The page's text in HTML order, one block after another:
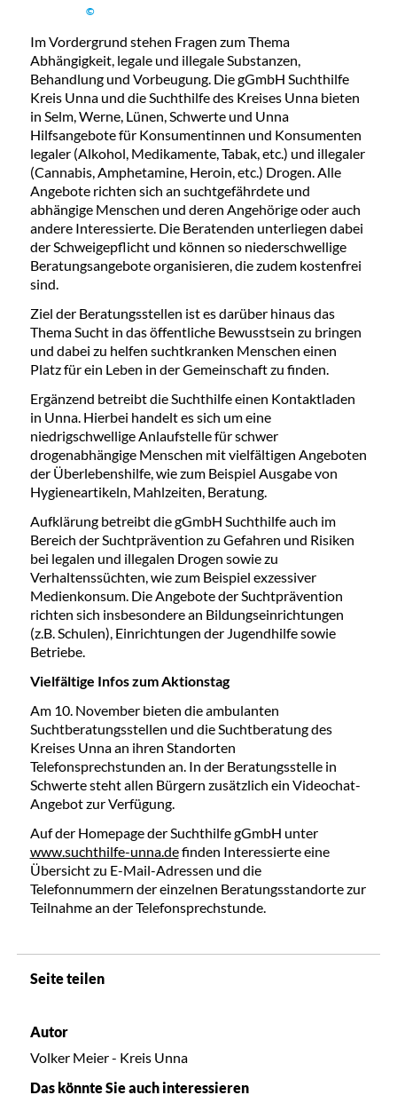
©
Im Vordergrund stehen Fragen zum Thema
Abhängigkeit, legale und illegale Substanzen,
Behandlung und Vorbeugung. Die gGmbH Suchthilfe
Kreis Unna und die Suchthilfe des Kreises Unna bieten
in Selm, Werne, Lünen, Schwerte und Unna
Hilfsangebote für Konsumentinnen und Konsumenten
legaler (Alkohol, Medikamente, Tabak, etc.) und illegaler
(Cannabis, Amphetamine, Heroin, etc.) Drogen. Alle
Angebote richten sich an suchtgefährdete und
abhängige Menschen und deren Angehörige oder auch
andere Interessierte. Die Beratenden unterliegen dabei
der Schweigepflicht und können so niederschwellige
Beratungsangebote organisieren, die zudem kostenfrei
sind.
Ziel der Beratungsstellen ist es darüber hinaus das
Thema Sucht in das öffentliche Bewusstsein zu bringen
und dabei zu helfen suchtkranken Menschen einen
Platz für ein Leben in der Gemeinschaft zu finden.
Ergänzend betreibt die Suchthilfe einen Kontaktladen
in Unna. Hierbei handelt es sich um eine
niedrigschwellige Anlaufstelle für schwer
drogenabhängige Menschen mit vielfältigen Angeboten
der Überlebenshilfe, wie zum Beispiel Ausgabe von
Hygieneartikeln, Mahlzeiten, Beratung.
Aufklärung betreibt die gGmbH Suchthilfe auch im
Bereich der Suchtprävention zu Gefahren und Risiken
bei legalen und illegalen Drogen sowie zu
Verhaltenssüchten, wie zum Beispiel exzessiver
Medienkonsum. Die Angebote der Suchtprävention
richten sich insbesondere an Bildungseinrichtungen
(z.B. Schulen), Einrichtungen der Jugendhilfe sowie
Betriebe.
Vielfältige Infos zum Aktionstag
Am 10. November bieten die ambulanten
Suchtberatungsstellen und die Suchtberatung des
Kreises Unna an ihren Standorten
Telefonsprechstunden an. In der Beratungsstelle in
Schwerte steht allen Bürgern zusätzlich ein Videochat-
Angebot zur Verfügung.
Auf der Homepage der Suchthilfe gGmbH unter
www.suchthilfe-unna.definden Interessierte eine
Übersicht zu E-Mail-Adressen und die
Telefonnummern der einzelnen Beratungsstandorte zur
Teilnahme an der Telefonsprechstunde.
Seite teilen
Autor
Volker Meier - Kreis Unna
Das könnte Sie auch interessieren